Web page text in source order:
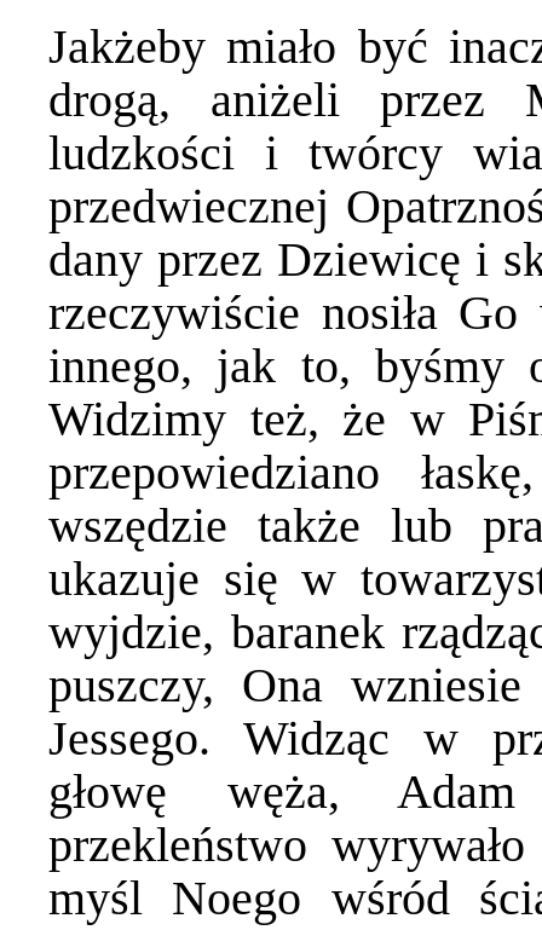
Jakżeby miało być
drogą, aniżeli przez
ludzkości i twórcy
przedwiecznej
dany przez Dziewicę i
rzeczywiście nosiła
innego, jak to, byśmy
Widzimy też, że w
przepowiedziano
wszędzie także lub
ukazuje się w
wyjdzie, baranek
puszczy, Ona
Jessego. Widząc w
głowę węża,
przekleństwo
myśl Noego wśród